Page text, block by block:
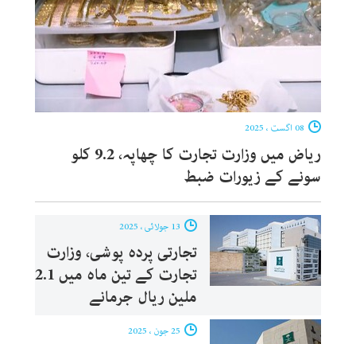
ریاض میں وزارت تجارت کا چھاپہ، 9.2 کلو
سونے کے زیورات ضبط
تجارتی پردہ پوشی، وزارت
تجارت کے تین ماہ میں 2.1
ملین ریال جرمانے